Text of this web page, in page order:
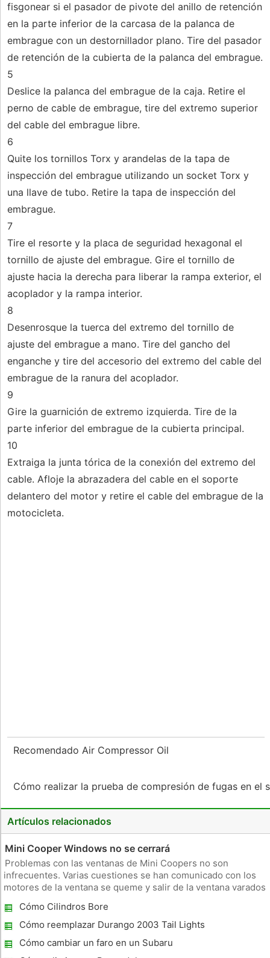
fisgonear si el pasador de pivote del anillo de retención
en la parte inferior de la carcasa de la palanca de
embrague con un destornillador plano. Tire del pasador
de retención de la cubierta de la palanca del embrague.
5
Deslice la palanca del embrague de la caja. Retire el
perno de cable de embrague, tire del extremo superior
del cable del embrague libre.
6
Quite los tornillos Torx y arandelas de la tapa de
inspección del embrague utilizando un socket Torx y
una llave de tubo. Retire la tapa de inspección del
embrague.
7
Tire el resorte y la placa de seguridad hexagonal el
tornillo de ajuste del embrague. Gire el tornillo de
ajuste hacia la derecha para liberar la rampa exterior, el
acoplador y la rampa interior.
8
Desenrosque la tuerca del extremo del tornillo de
ajuste del embrague a mano. Tire del gancho del
enganche y tire del accesorio del extremo del cable del
embrague de la ranura del acoplador.
9
Gire la guarnición de extremo izquierda. Tire de la
parte inferior del embrague de la cubierta principal.
10
Extraiga la junta tórica de la conexión del extremo del
cable. Afloje la abrazadera del cable en el soporte
delantero del motor y retire el cable del embrague de la
motocicleta.
Recomendado Air Compressor Oil
Cómo realizar la prueba de compresión de fugas en el
Artículos relacionados
Mini Cooper Windows no se cerrará
Problemas con las ventanas de Mini Coopers no son
infrecuentes. Varias cuestiones se han comunicado con los
motores de la ventana se queme y salir de la ventana varados
serie de soluciones para el problema que se puede intentar
usted mismo a
Cómo Cilindros Bore
Cómo reemplazar Durango 2003 Tail Lights
Cómo cambiar un faro en un Subaru